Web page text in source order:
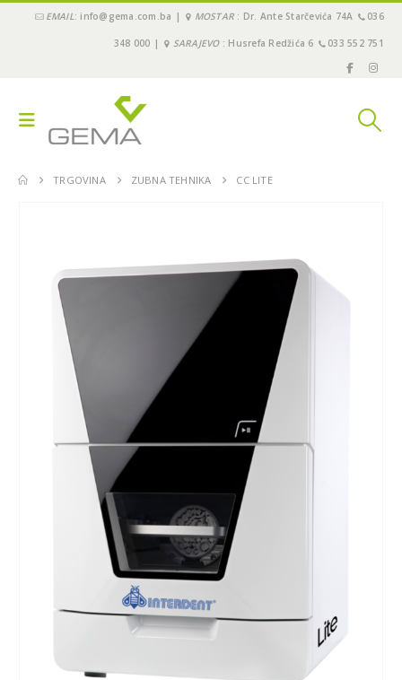
EMAIL: info@gema.com.ba | MOSTAR : Dr. Ante Starčevića 74A 036
348 000 | SARAJEVO: Husrefa Redžića 6 033 552 751
TRGOVINA ZUBNA TEHNIKA CC LITE